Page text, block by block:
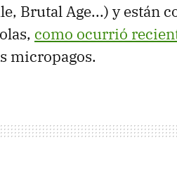
Brutal Age...) y están
como ocurrió
micropagos.